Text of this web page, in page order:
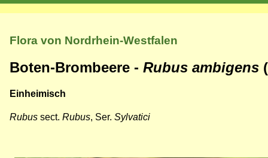
Flora von Nordrhein-Westfalen
Boten-Brombeere - Rubus ambigens
Einheimisch
Rubus sect. Rubus, Ser. Sylvatici